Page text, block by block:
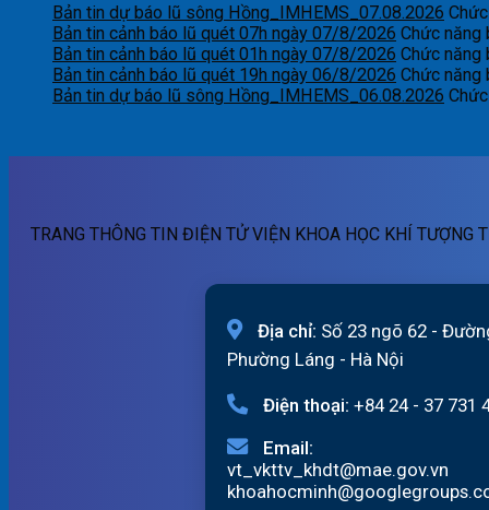
Bản tin dự báo lũ sông Hồng_IMHEMS_07.08.2026
Bản tin cảnh báo lũ quét 07h ngày 07/8/2026 Chức năng
Bản tin cảnh báo lũ quét 01h ngày 07/8/2026 Chức năng
Bản tin cảnh báo lũ quét 19h ngày 06/8/2026 Chức năng
Bản tin dự báo lũ sông Hồng_IMHEMS_06.08.2026
TRANG THÔNG TIN ĐIỆN TỬ VIỆN KHOA HỌC KHÍ TƯỢNG
Địa chỉ: Số 23 ngõ 62 -
Phường Láng - Hà Nội
Điện thoại: +84 24 - 37 731
Email:
vt_vkttv_khdt@mae.gov.vn